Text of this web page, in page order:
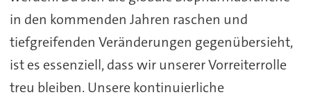
in den kommenden Jahren raschen und
tiefgreifenden Veränderungen gegenübersieht,
ist es essenziell, dass wir unserer Vorreiterrolle
treu bleiben. Unsere kontinuierliche